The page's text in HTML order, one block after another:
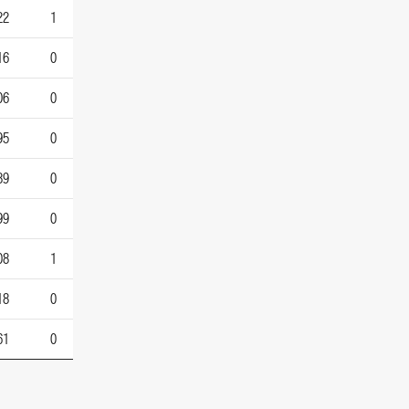
1
0
0
0
0
0
1
0
0